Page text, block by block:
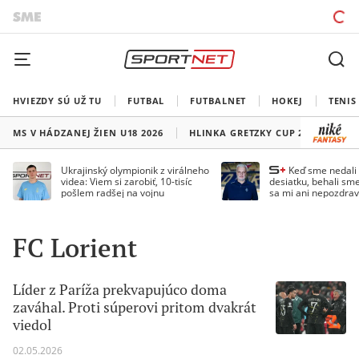
HVIEZDY SÚ UŽ TU FUTBAL FUTBALNET HOKEJ TENIS
MS V HÁDZANEJ ŽIEN U18 2026 HLINKA GRETZKY CUP 2026
Ukrajinský olympionik z virálneho
videa: Viem si zarobiť, 10-tisíc
pošlem radšej na vojnu
Keď sme
desiatku, behali
sa mi ani
FC Lorient
Líder z Paríža prekvapujúco doma
zaváhal. Proti súperovi pritom dvakrát
viedol
02.05.2026